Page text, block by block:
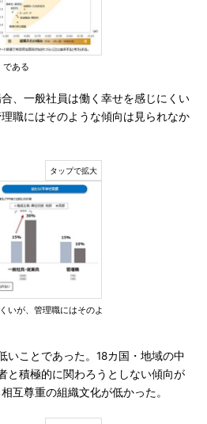
である
、一般社員は働く幸せを感じにくい
職にはそのような傾向は見られなか
いが、管理職にはそのよ
ことであった。18カ国・地域の中
と積極的に関わろうとしない傾向が
互尊重の組織文化が低かった。